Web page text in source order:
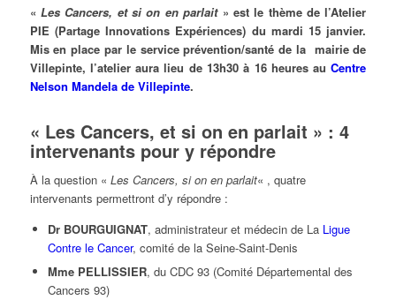
« Les Cancers, et si on en parlait» est le thème de l’Atelier
PIE (Partage Innovations Expériences) du mardi 15 janvier.
Mis en place par le service prévention/santé de la mairie de
Villepinte, l’atelier aura lieu de 13h30 à 16 heures auCentre
Nelson Mandela de Villepinte.
« Les Cancers, et si on en parlait » : 4
intervenants pour y répondre
À la question « Les Cancers, si on en parlait« , quatre
intervenants permettront d’y répondre :
Dr BOURGUIGNAT, administrateur et médecin de La Ligue
Contre le Cancer, comité de la Seine-Saint-Denis
Mme PELLISSIER, du CDC 93 (Comité Départemental des
Cancers 93)